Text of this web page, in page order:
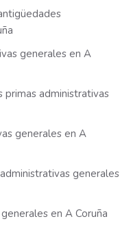
generales en A
primas administrativas
generales en A
generales
en A Coruña